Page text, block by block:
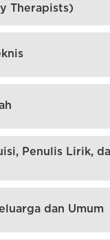
Therapists)
Penulis Lirik,
dan Umum